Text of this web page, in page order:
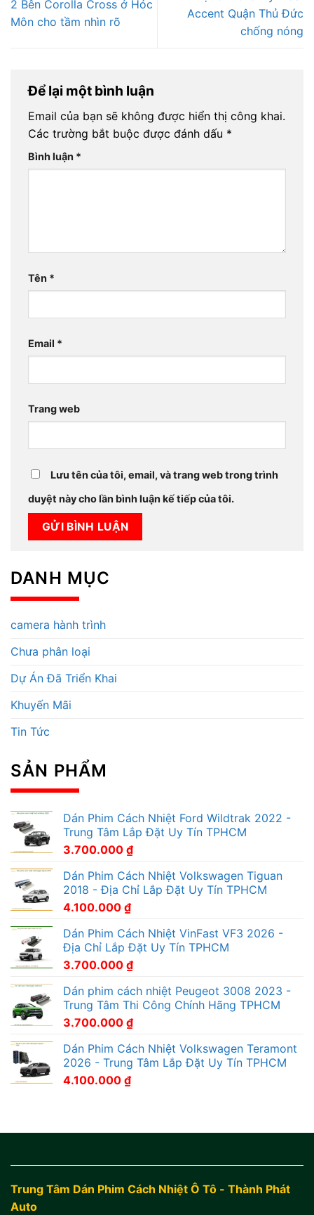
2 Bên Corolla Cross ở Hóc
Môn cho tầm nhìn rõ
Accent Quận Thủ Đức
chống nóng
Để lại một bình luận
Email của bạn sẽ không được hiển thị công khai.
Các trường bắt buộc được đánh dấu *
Bình luận *
Tên *
Email *
Trang web
Lưu tên của tôi, email, và trang web trong trình
duyệt này cho lần bình luận kế tiếp của tôi.
DANH MỤC
camera hành trình
Chưa phân loại
Dự Án Đã Triển Khai
Khuyến Mãi
Tin Tức
SẢN PHẨM
Dán Phim Cách Nhiệt Ford Wildtrak 2022 -
Trung Tâm Lắp Đặt Uy Tín TPHCM
3.700.000 ₫
Dán Phim Cách Nhiệt Volkswagen Tiguan
2018 - Địa Chỉ Lắp Đặt Uy Tín TPHCM
4.100.000 ₫
Dán Phim Cách Nhiệt VinFast VF3 2026 -
Địa Chỉ Lắp Đặt Uy Tín TPHCM
3.700.000 ₫
Dán phim cách nhiệt Peugeot 3008 2023 -
Trung Tâm Thi Công Chính Hãng TPHCM
3.700.000 ₫
Dán Phim Cách Nhiệt Volkswagen Teramont
2026 - Trung Tâm Lắp Đặt Uy Tín TPHCM
4.100.000 ₫
Trung Tâm Dán Phim Cách Nhiệt Ô Tô - Thành Phát
Auto